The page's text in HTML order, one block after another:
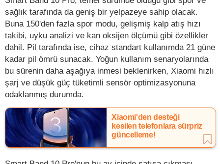
sağlık tarafında da geniş bir yelpazeye sahip olacak.
Buna 150'den fazla spor modu, gelişmiş kalp atış hızı
takibi, uyku analizi ve kan oksijen ölçümü gibi özellikler
dahil. Pil tarafında ise, cihaz standart kullanımda 21 güne
kadar pil ömrü sunacak. Yoğun kullanım senaryolarında
bu sürenin daha aşağıya inmesi beklenirken, Xiaomi hızlı
şarj ve düşük güç tüketimli sensör optimizasyonuna
odaklanmış durumda.
Xiaomi'den desteği
kesilen telefonlara sürpriz
güncelleme!